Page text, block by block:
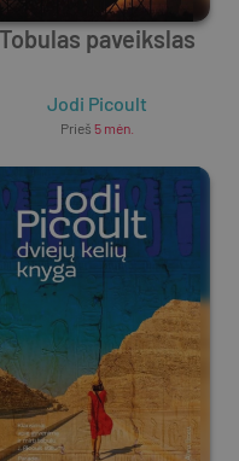
Tobulas paveikslas
Jodi Picoult
Prieš 5 mėn.